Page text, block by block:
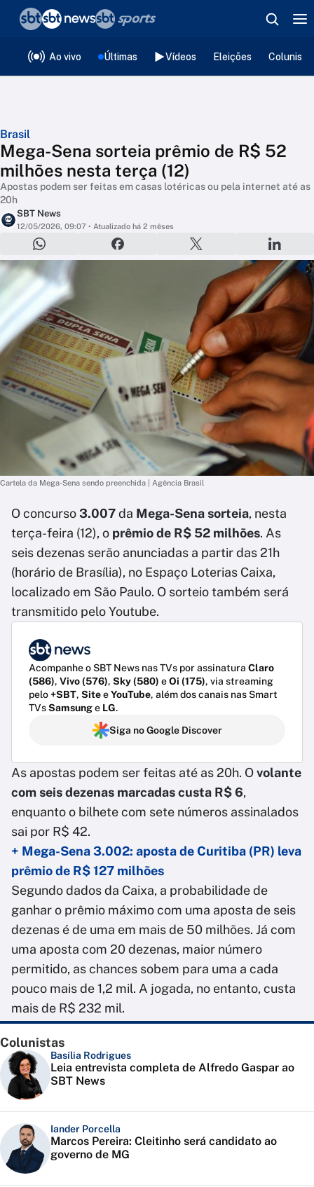
Ao vivo Últimas Vídeos Eleições
Brasil
Mega-Sena sorteia prêmio de R$ 52
milhões nesta terça (12)
Apostas podem ser feitas em casas lotéricas ou pela internet até as
20h
SBT News
12/05/2026, 09:07 • Atualizado há 2 mêses
Cartela da Mega-Sena sendo preenchida | Agência Brasil
O concurso3.007da Mega-Sena sorteia, nesta
terça-feira (12), o prêmio de R$ 52 milhões. As
seis dezenas serão anunciadas a partir das 21h
(horário de Brasília), no Espaço Loterias Caixa,
localizado em São Paulo. O sorteio também será
transmitido pelo Youtube.
Acompanhe o SBT News nas TVs por assinatura Claro
(586), Vivo (576), Sky (580) eOi (175), via streaming
pelo+SBT, SiteeYouTube, além dos canais nas Smart
TVsSamsunge LG.
Siga no Google Discover
As apostas podem ser feitas até as 20h. Ovolante
com seis dezenas marcadas custa R$ 6,
enquanto o bilhete com sete números assinalados
sai por R$ 42.
+ Mega-Sena 3.002: aposta de Curitiba (PR) leva
prêmio de R$ 127 milhões
Segundo dados da Caixa, a probabilidade de
ganhar o prêmio máximo com uma aposta de seis
dezenas é de uma em mais de 50 milhões. Já com
uma aposta com 20 dezenas, maior número
permitido, as chances sobem para uma a cada
pouco mais de 1,2 mil. A jogada, no entanto, custa
mais de R$ 232 mil.
Colunistas
Basília Rodrigues
Leia entrevista completa de Alfredo Gaspar ao
SBT News
Iander Porcella
Marcos Pereira: Cleitinho será candidato ao
governo de MG
❮voltar
Editorias